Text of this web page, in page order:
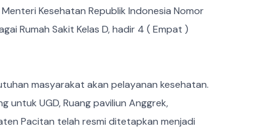
Kesehatan Republik Indonesia Nomor
Rumah Sakit Kelas D, hadir 4 ( Empat )
masyarakat akan pelayanan kesehatan.
UGD, Ruang paviliun Anggrek,
Pacitan telah resmi ditetapkan menjadi